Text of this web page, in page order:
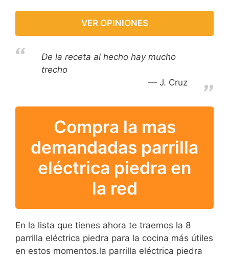
VER OPINIONES
De la receta al hecho hay mucho
trecho
J. Cruz
Compra la mas
demandadas parrilla
eléctrica piedra en
la red
En la lista que tienes ahora te traemos la 8
parrilla eléctrica piedra para la cocina más útiles
en estos momentos.la parrilla eléctrica piedra